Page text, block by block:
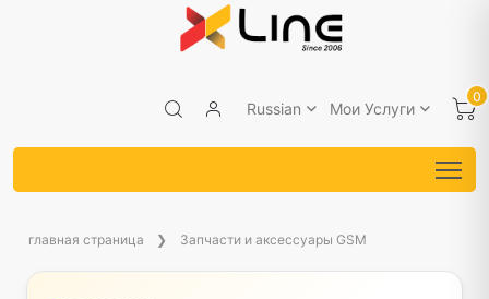
Russian Мои Услуги
0
главная страница Запчасти и аксессуары GSM